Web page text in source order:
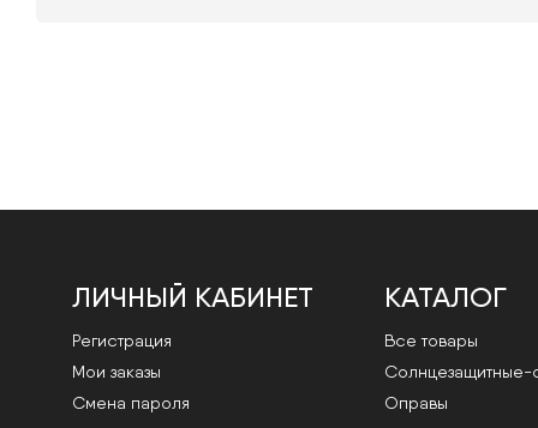
ЛИЧНЫЙ КАБИНЕТ
Регистрация
Мои заказы
Смена пароля
КАТАЛОГ
Все товары
Cолнцезащитные-
Оправы